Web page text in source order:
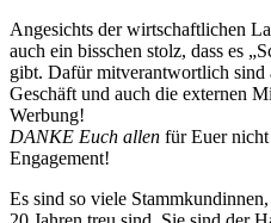
Angesichts der wirtschaftlichen
auch ein bisschen stolz, dass es
gibt. Dafür mitverantwortlich
Geschäft und auch die externen
Werbung!
DANKE Euch allen für Euer nicht
Engagement!
Es sind so viele